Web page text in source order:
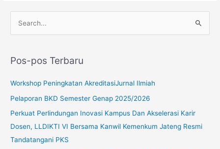
i
u
k
:
Pos-pos Terbaru
Workshop Peningkatan AkreditasiJurnal Ilmiah
Pelaporan BKD Semester Genap 2025/2026
Perkuat Perlindungan Inovasi Kampus Dan Akselerasi Karir
Dosen, LLDIKTI VI Bersama Kanwil Kemenkum Jateng Resmi
Tandatangani PKS